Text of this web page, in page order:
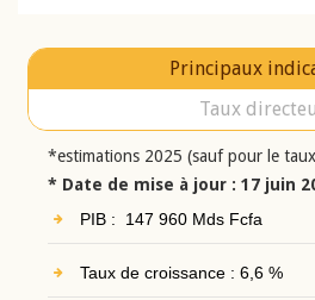
Principaux
Taux
*estimations 2025 (sauf pour le
* Date de mise à jour : 17 juin
PIB : 147 960 Mds Fcfa
Taux de croissance : 6,6 %